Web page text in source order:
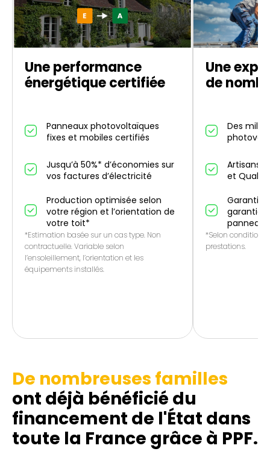
Une performance
énergétique certifiée
Panneaux photovoltaïques
fixes et mobiles certifiés
Jusqu’à 50%* d’économies sur
vos factures d’électricité
Production optimisée selon
votre région et l’orientation de
votre toit*
*Estimation basée sur un cas type. Non
contractuelle. Variable selon
l’ensoleillement, l’orientation et les
équipements installés.
Une
de
Des
Artisans
et QualiPV
Garantie
garantie
panneaux
*Selon conditions
prestations.
De nombreuses familles
ont déjà bénéficié du
financement de l'État dans
toute la France grâce à PPF.